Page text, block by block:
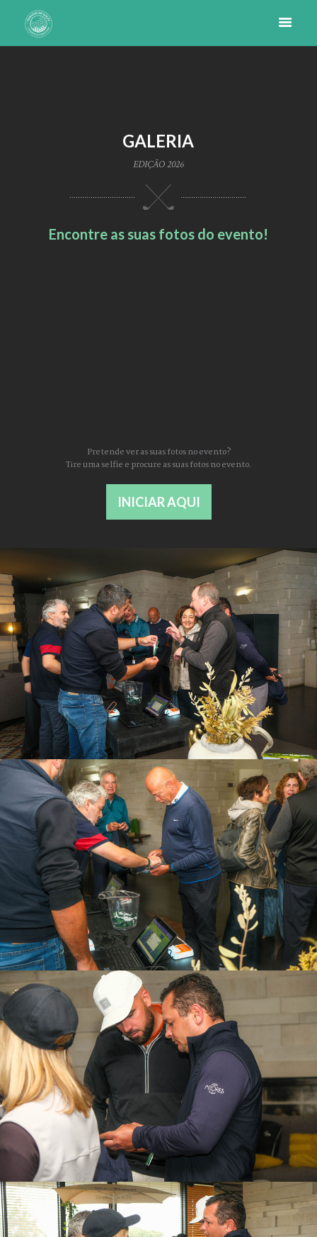
GALERIA
EDIÇÃO 2026
Encontre as suas fotos do evento!
Pretende ver as suas fotos no evento?
Tire uma selfie e procure as suas fotos no evento.
INICIAR AQUI